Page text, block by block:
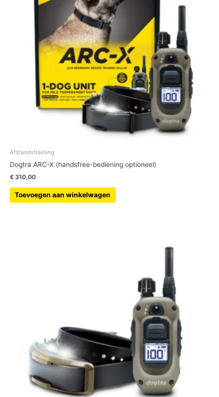
Afstandstraining
Dogtra ARC-X (handsfree-bediening optioneel)
€ 310,00
Toevoegen aan winkelwagen